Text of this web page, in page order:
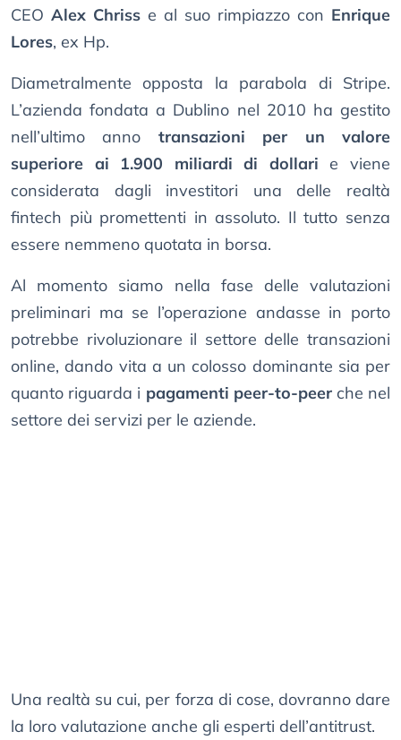
CEO Alex Chriss e al suo rimpiazzo con Enrique
Lores, ex Hp.
Diametralmente opposta la parabola di Stripe.
L’azienda fondata a Dublino nel 2010 ha gestito
nell’ultimo anno transazioni per un valore
superiore ai 1.900 miliardi di dollari e viene
considerata dagli investitori una delle realtà
fintech più promettenti in assoluto. Il tutto senza
essere nemmeno quotata in borsa.
Al momento siamo nella fase delle valutazioni
preliminari ma se l’operazione andasse in porto
potrebbe rivoluzionare il settore delle transazioni
online, dando vita a un colosso dominante sia per
quanto riguarda i pagamenti peer-to-peerche nel
settore dei servizi per le aziende.
Una realtà su cui, per forza di cose, dovranno dare
la loro valutazione anche gli esperti dell’antitrust.